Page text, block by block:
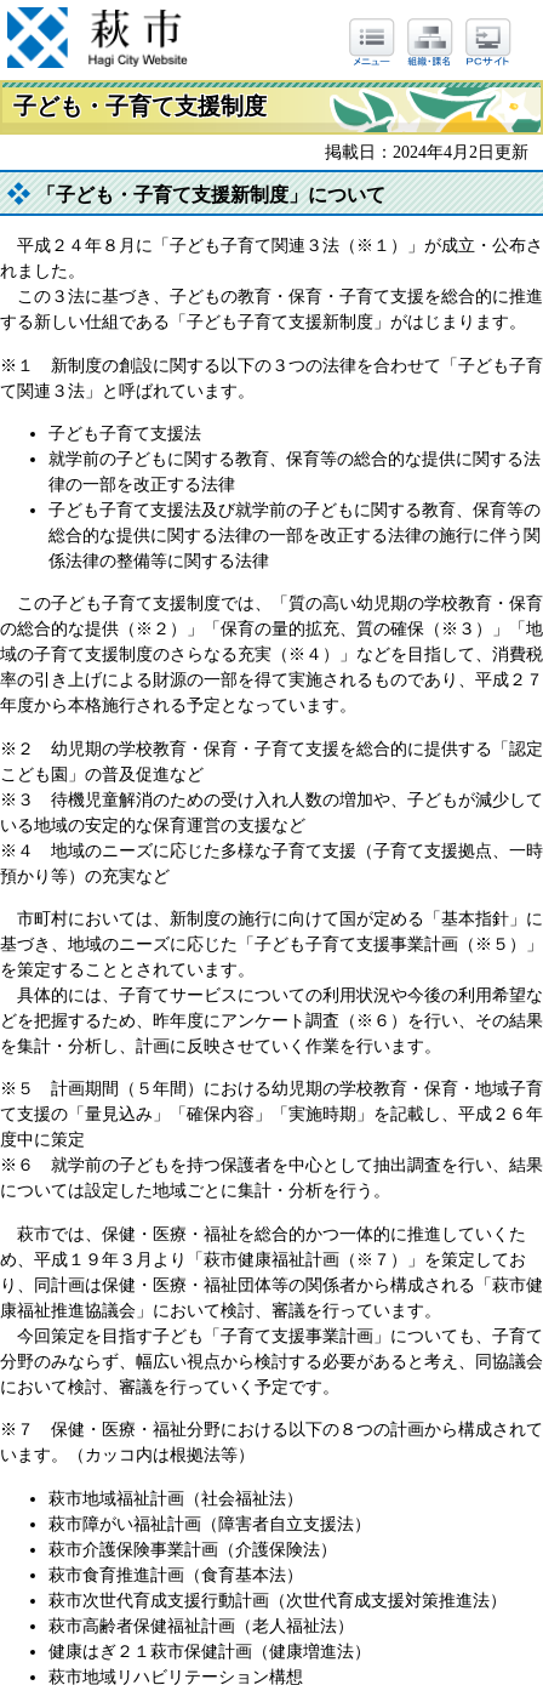
子ども・子育て支援制度
掲載日：2024年4月2日更新
「子ども・子育て支援新制度」について
平成２４年８月に「子ども子育て関連３法（※１）」が成立・公布さ
れました。
この３法に基づき、子どもの教育・保育・子育て支援を総合的に推進
する新しい仕組である「子ども子育て支援新制度」がはじまります。
※１ 新制度の創設に関する以下の３つの法律を合わせて「子ども子育
て関連３法」と呼ばれています。
子ども子育て支援法
就学前の子どもに関する教育、保育等の総合的な提供に関する法
律の一部を改正する法律
子ども子育て支援法及び就学前の子どもに関する教育、保育等の
総合的な提供に関する法律の一部を改正する法律の施行に伴う関
係法律の整備等に関する法律
この子ども子育て支援制度では、「質の高い幼児期の学校教育・保育
の総合的な提供（※２）」「保育の量的拡充、質の確保（※３）」「地
域の子育て支援制度のさらなる充実（※４）」などを目指して、消費税
率の引き上げによる財源の一部を得て実施されるものであり、平成２７
年度から本格施行される予定となっています。
※２ 幼児期の学校教育・保育・子育て支援を総合的に提供する「認定
こども園」の普及促進など
※３ 待機児童解消のための受け入れ人数の増加や、子どもが減少して
いる地域の安定的な保育運営の支援など
※４ 地域のニーズに応じた多様な子育て支援（子育て支援拠点、一時
預かり等）の充実など
市町村においては、新制度の施行に向けて国が定める「基本指針」に
基づき、地域のニーズに応じた「子ども子育て支援事業計画（※５）」
を策定することとされています。
具体的には、子育てサービスについての利用状況や今後の利用希望な
どを把握するため、昨年度にアンケート調査（※６）を行い、その結果
を集計・分析し、計画に反映させていく作業を行います。
※５ 計画期間（５年間）における幼児期の学校教育・保育・地域子育
て支援の「量見込み」「確保内容」「実施時期」を記載し、平成２６年
度中に策定
※６ 就学前の子どもを持つ保護者を中心として抽出調査を行い、結果
については設定した地域ごとに集計・分析を行う。
萩市では、保健・医療・福祉を総合的かつ一体的に推進していくた
め、平成１９年３月より「萩市健康福祉計画（※７）」を策定してお
り、同計画は保健・医療・福祉団体等の関係者から構成される「萩市健
康福祉推進協議会」において検討、審議を行っています。
今回策定を目指す子ども「子育て支援事業計画」についても、子育て
分野のみならず、幅広い視点から検討する必要があると考え、同協議会
において検討、審議を行っていく予定です。
※７ 保健・医療・福祉分野における以下の８つの計画から構成されて
います。（カッコ内は根拠法等）
萩市地域福祉計画（社会福祉法）
萩市障がい福祉計画（障害者自立支援法）
萩市介護保険事業計画（介護保険法）
萩市食育推進計画（食育基本法）
萩市次世代育成支援行動計画（次世代育成支援対策推進法）
萩市高齢者保健福祉計画（老人福祉法）
健康はぎ２１萩市保健計画（健康増進法）
萩市地域リハビリテーション構想